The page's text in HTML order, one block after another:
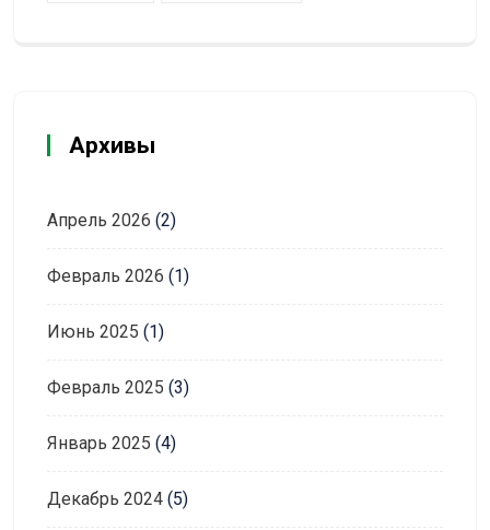
Архивы
Апрель 2026 (2)
Февраль 2026 (1)
Июнь 2025 (1)
Февраль 2025 (3)
Январь 2025 (4)
Декабрь 2024 (5)